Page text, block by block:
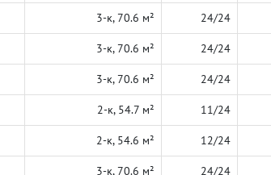
3-к, 70.6 м² 24/24
3-к, 70.6 м² 24/24
3-к, 70.6 м² 24/24
2-к, 54.7 м² 11/24
2-к, 54.6 м² 12/24
3-к, 70.6 м² 24/24